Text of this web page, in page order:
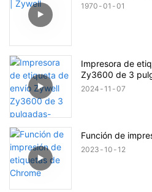
1970 01 01
Impresora de
Zy3600 de 3
tinta & Impresora
2024 11 07
Función de
2023 10 12